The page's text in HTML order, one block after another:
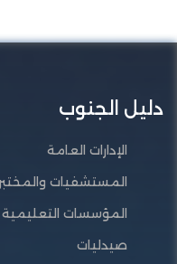
دليل الجنوب
الإدارات العامة
المستشفيات
المؤسسات التعليمية
صيدليات